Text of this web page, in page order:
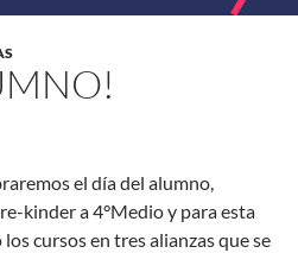
el día del alumno,
kinder a 4°Medio y para esta
cursos en tres alianzas que se